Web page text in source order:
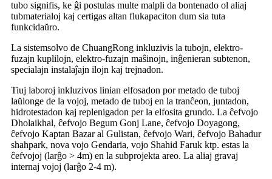
tubo signifis, ke ĝi postulas multe malpli da bontenado ol aliaj
tubmaterialoj kaj certigas altan flukapaciton dum sia tuta
funkcidaŭro.
La sistemsolvo de ChuangRong inkluzivis la tubojn, elektro-
fuzajn kuplilojn, elektro-fuzajn maŝinojn, inĝenieran subtenon,
specialajn instalaĵajn ilojn kaj trejnadon.
Tiuj laboroj inkluzivos linian elfosadon por metado de tuboj
laŭlonge de la vojoj, metado de tuboj en la tranĉeon, juntadon,
hidrotestadon kaj replenigadon per la elfosita grundo. La ĉefvojo
Dholaikhal, ĉefvojo Begum Gonj Lane, ĉefvojo Doyagong,
ĉefvojo Kaptan Bazar al Gulistan, ĉefvojo Wari, ĉefvojo Bahadur
shahpark, nova vojo Gendaria, vojo Shahid Faruk ktp. estas la
ĉefvojoj (larĝo > 4m) en la subprojekta areo. La aliaj gravaj
internaj vojoj (larĝo 2-4 m).